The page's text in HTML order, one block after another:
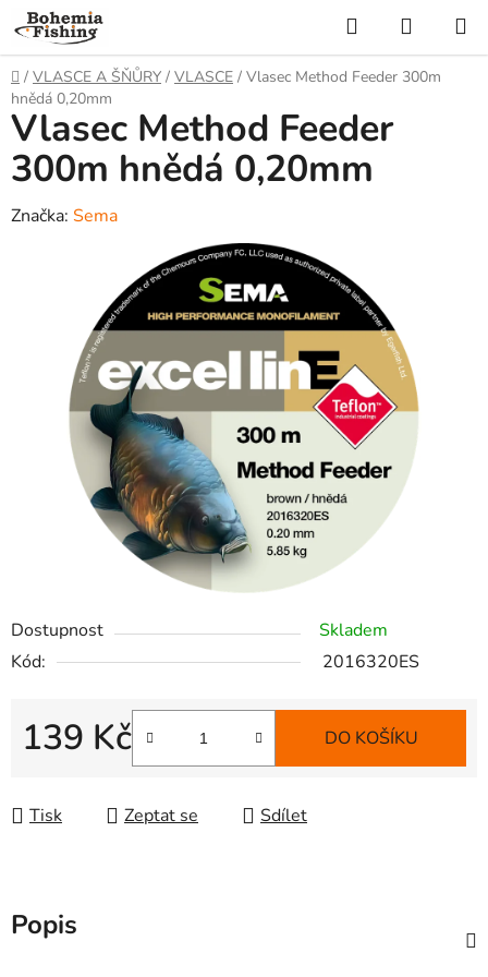
Přejít
na
obsah
Hledat
KOŠÍK
Domů
/ VLASCE A ŠŇŮRY / VLASCE / Vlasec Method Feeder 300m
hnědá 0,20mm
Dostupnost
Skladem
Kód:
2016320ES
139 Kč DO KOŠÍKU
Tisk Zeptat se Sdílet
Vlasec Method Feeder
300m hnědá 0,20mm
Značka: Sema
Popis